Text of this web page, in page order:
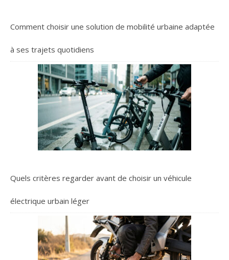
construction de talon
éléments Cloud pour un
meilleur maintien, plus
d'adhérence et une
durabilité accrue. * Poids :
216g * Sprengung 8mm *
Nom de la couleur : Pearl
White
Comment choisir une solution de mobilité urbaine adaptée
à ses trajets quotidiens
Quels critères regarder avant de choisir un véhicule
électrique urbain léger